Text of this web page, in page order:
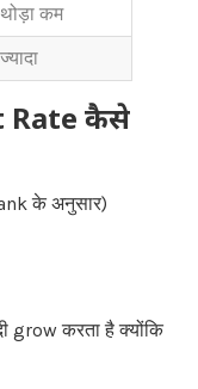
थोड़ा कम
ज्यादा
Rate कैसे
के अनुसार)
करता है क्योंकि